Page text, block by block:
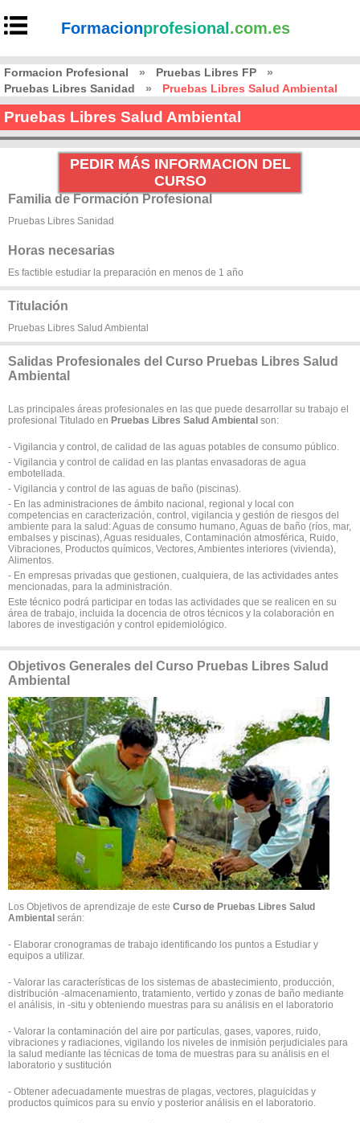
Formacionprofesional .com.es
Formacion Profesional » Pruebas Libres FP
»
Pruebas Libres Sanidad
» Pruebas Libres Salud Ambiental
Pruebas Libres Salud Ambiental
PEDIR MÁS INFORMACION DEL
CURSO
Familia de Formación Profesional
Pruebas Libres Sanidad
Horas necesarias
Es factible estudiar la preparación en menos de 1 año
Titulación
Pruebas Libres Salud Ambiental
Salidas Profesionales del Curso Pruebas Libres Salud
Ambiental
Las principales áreas profesionales en las que puede desarrollar su trabajo el
profesional Titulado en Pruebas Libres Salud Ambiental son:
- Vigilancia y control, de calidad de las aguas potables de consumo público.
- Vigilancia y control de calidad en las plantas envasadoras de agua
embotellada.
- Vigilancia y control de las aguas de baño (piscinas).
- En las administraciones de ámbito nacional, regional y local con
competencias en caracterización, control, vigilancia y gestión de riesgos del
ambiente para la salud: Aguas de consumo humano, Aguas de baño (ríos, mar,
embalses y piscinas), Aguas residuales, Contaminación atmosférica, Ruido,
Vibraciones, Productos químicos, Vectores, Ambientes interiores (vivienda),
Alimentos.
- En empresas privadas que gestionen, cualquiera, de las actividades antes
mencionadas, para la administración.
Este técnico podrá participar en todas las actividades que se realicen en su
área de trabajo, incluida la docencia de otros técnicos y la colaboración en
labores de investigación y control epidemiológico.
Objetivos Generales del Curso Pruebas Libres Salud
Ambiental
Los Objetivos de aprendizaje de este Curso de Pruebas Libres Salud
Ambiental serán:
- Elaborar cronogramas de trabajo identificando los puntos a Estudiar y
equipos a utilizar.
- Valorar las características de los sistemas de abastecimiento, producción,
distribución -almacenamiento, tratamiento, vertido y zonas de baño mediante
el análisis, in -situ y obteniendo muestras para su análisis en el laboratorio
- Valorar la contaminación del aire por partículas, gases, vapores, ruido,
vibraciones y radiaciones, vigilando los niveles de inmisión perjudiciales para
la salud mediante las técnicas de toma de muestras para su análisis en el
laboratorio y sustitución
- Obtener adecuadamente muestras de plagas, vectores, plaguicidas y
productos químicos para su envío y posterior análisis en el laboratorio.